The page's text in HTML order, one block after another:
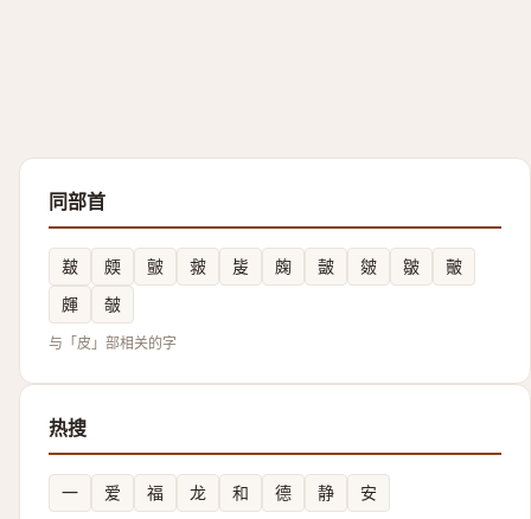
同部首
㿷 㿵 皽 皳 㿫 龾 皼 皴 皺
皾
皹
㿲
与「皮」部相关的字
热搜
一 爱 福 龙 和 德 静 安